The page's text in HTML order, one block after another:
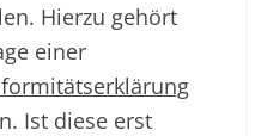
Hierzu gehört
einer
Ist diese erst